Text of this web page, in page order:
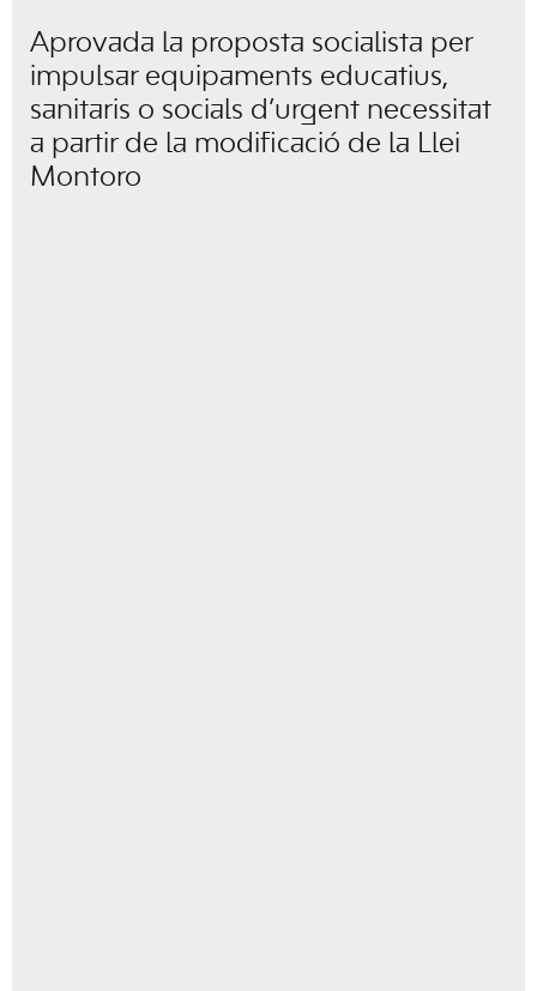
Aprovada la proposta socialista per
impulsar equipaments educatius,
sanitaris o socials d’urgent necessitat
a partir de la modificació de la Llei
Montoro